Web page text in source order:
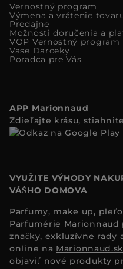
Vernostný program
Výmena a vrátenie
Predajne
Možnosti doručenia a
VOP Vernostný program
Vase Darceky
Poradca pre Vás
APP Marionnaud
Zdieľajte krásu,
VYUŽITE VÝHODY
VÁŠHO DOMOVA
Parfumy, make up,
Parfumérie Marionnaud
značky, exkluzívne rady
online na Marionnaud.sk
objaviť nové produkty